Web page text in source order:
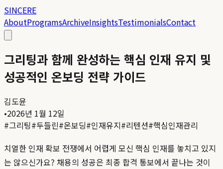
SINCERE
AboutProgramsArchiveInsightsTestimonialsContact
그리팅과 함께 완성하는 핵심 인재 유지 및
성공적인 온보딩 전략 가이드
김도윤
•2026년 1월 12일
#그리팅#두들린#온보딩#인재유지#리텐션#핵심인재관리
치열한 인재 확보 전쟁에서 어렵게 모신 핵심 인재를 놓치고 있지
는 않으신가요? 채용의 성공은 최종 합격 통보에서 끝나는 것이